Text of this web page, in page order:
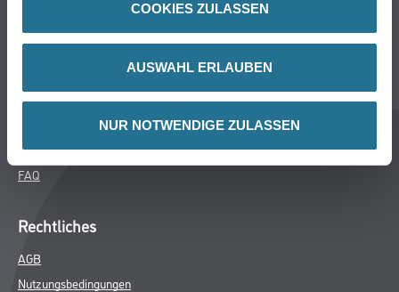
COOKIES ZULASSEN
AUSWAHL ERLAUBEN
NUR NOTWENDIGE ZULASSEN
CMS Gruppe Company
Aktuelles
Karriere
FAQ
Rechtliches
AGB
Nutzungsbedingungen